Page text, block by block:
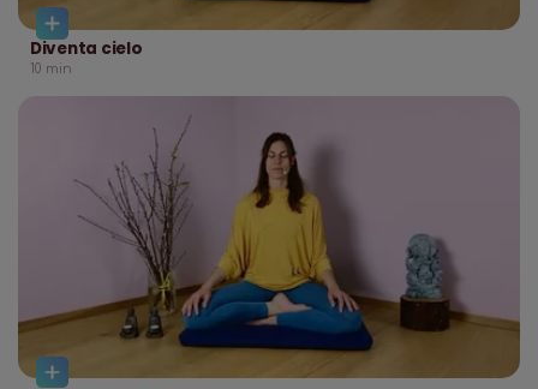
Diventa cielo
10 min